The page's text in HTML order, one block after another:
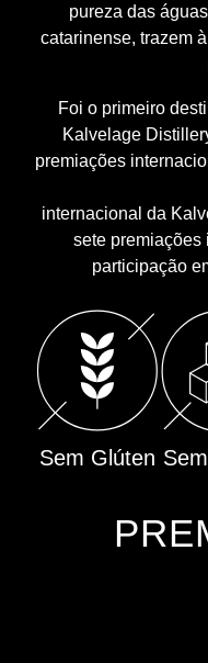
pureza das
catarinense, trazem
Foi o primeiro
Kalvelage
premiações
internacional da
sete premiações
participação
Sem Glúten